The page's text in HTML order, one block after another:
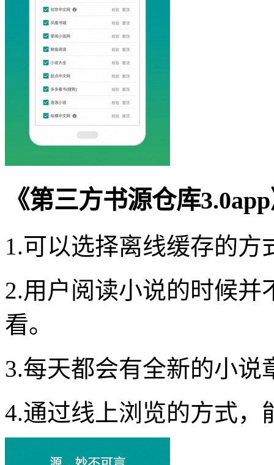
《第三方书源仓库
1.可以选择离线缓存的
2.用户阅读小说的时候并
看。
3.每天都会有全新的小说
4.通过线上浏览的方式，